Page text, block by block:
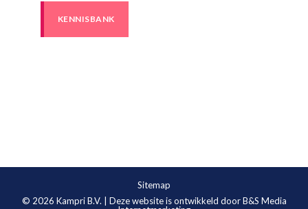
KENNISBANK
Sitemap
© 2026 Kampri B.V. | Deze website is ontwikkeld doorB&S Media